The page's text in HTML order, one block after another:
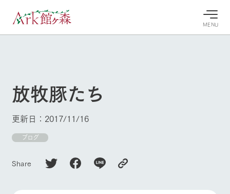
MENU
牧場へ行
く
よく見られている情報
今日の牧
本日の営業時間
や牧場の天気、
状況などを毎日
Ark館ヶ森で開
催しているイベ
情報やスケジュ
ビゲート
Ark館ヶ森について
牧場に行く
放牧豚たち
更新日：2017/11/16
ブログ
Share